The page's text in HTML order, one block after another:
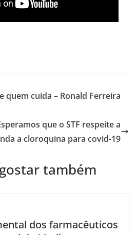
quem cuida – Ronald Ferreira
que o STF respeite a
a cloroquina para covid-19
também
dos farmacêuticos